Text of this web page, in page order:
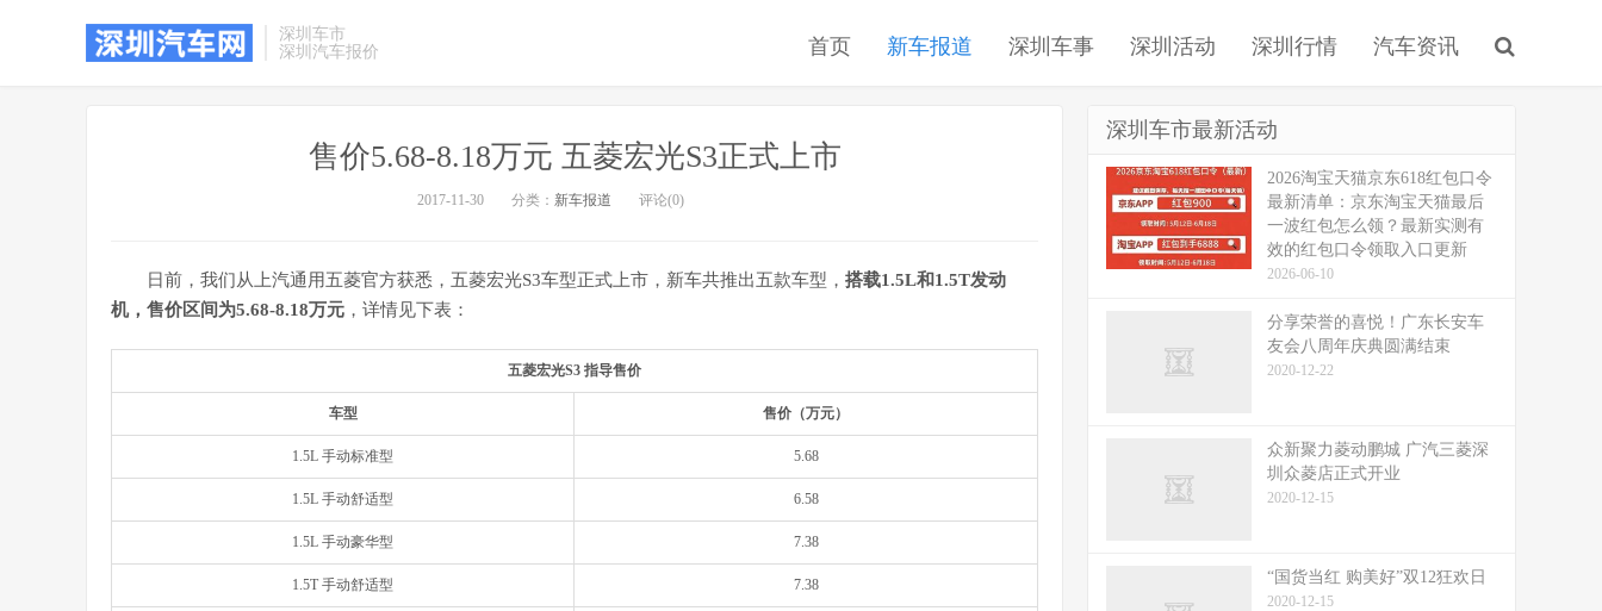
深圳车市
深圳汽车报价
首页 新车报道 深圳车事 深圳活动 深圳行情 汽车资讯
售价5.68-8.18万元 五菱宏光S3正式上市
2017-11-30 分类： 新车报道 评论(0)
日前，我们从上汽通用五菱官方获悉，五菱宏光S3车型正式上市，新车共推出五款车型， 搭载1.5L和1.5T发动
机，售价区间为5.68-8.18万元 ，详情见下表：
五菱宏光S3 指导售价
车型 售价（万元）
1.5L 手动标准型 5.68
1.5L 手动舒适型 6.58
1.5L 手动豪华型 7.38
1.5T 手动舒适型 7.38
深圳车市最新活动
2026淘宝天猫京东618红包口令
最新清单：京东淘宝天猫最后
一波红包怎么领？最新实测有
效的红包口令领取入口更新
2026-06-10
分享荣誉的喜悦！广东长安车
友会八周年庆典圆满结束
2020-12-22
众新聚力菱动鹏城 广汽三菱深
圳众菱店正式开业
2020-12-15
“国货当红 购美好”双12狂欢日
2020-12-15